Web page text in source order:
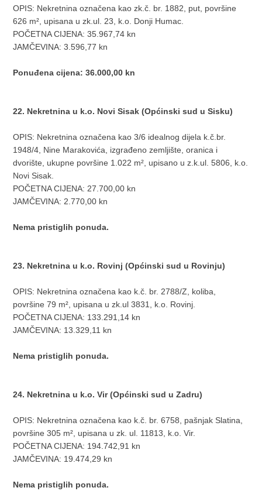
OPIS: Nekretnina označena kao zk.č. br. 1882, put, površine
626 m², upisana u zk.ul. 23, k.o. Donji Humac.
POČETNA CIJENA: 35.967,74 kn
JAMČEVINA: 3.596,77 kn
Ponuđena cijena: 36.000,00 kn
22. Nekretnina u k.o. Novi Sisak (Općinski sud u Sisku)
OPIS: Nekretnina označena kao 3/6 idealnog dijela k.č.br.
1948/4, Nine Marakovića, izgrađeno zemljište, oranica i
dvorište, ukupne površine 1.022 m², upisano u z.k.ul. 5806, k.o.
Novi Sisak.
POČETNA CIJENA: 27.700,00 kn
JAMČEVINA: 2.770,00 kn
Nema pristiglih ponuda.
23. Nekretnina u k.o. Rovinj (Općinski sud u Rovinju)
OPIS: Nekretnina označena kao k.č. br. 2788/Z, koliba,
površine 79 m², upisana u zk.ul 3831, k.o. Rovinj.
POČETNA CIJENA: 133.291,14 kn
JAMČEVINA: 13.329,11 kn
Nema pristiglih ponuda.
24. Nekretnina u k.o. Vir (Općinski sud u Zadru)
OPIS: Nekretnina označena kao k.č. br. 6758, pašnjak Slatina,
površine 305 m², upisana u zk. ul. 11813, k.o. Vir.
POČETNA CIJENA: 194.742,91 kn
JAMČEVINA: 19.474,29 kn
Nema pristiglih ponuda.